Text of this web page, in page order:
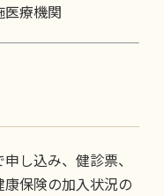
医療機関
し込み、健診票、
保険の加入状況の